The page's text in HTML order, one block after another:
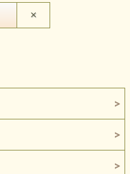
×